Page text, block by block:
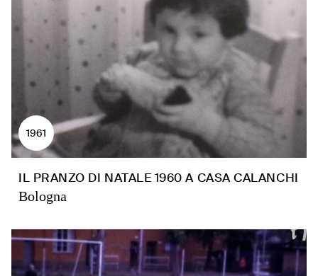
1961
IL PRANZO DI NATALE 1960 A CASA CALANCHI
Bologna